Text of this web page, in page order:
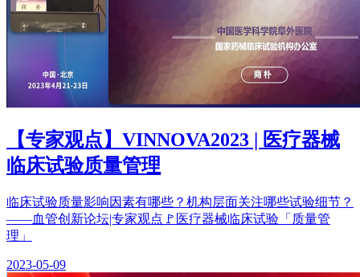
【专家观点】VINNOVA2023 | 医疗器械
临床试验质量管理
临床试验质量影响因素有哪些？机构层面关注哪些试验细节？
——血管创新论坛|专家观点🚩医疗器械临床试验「质量管
理」
2023-05-09